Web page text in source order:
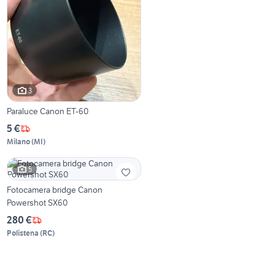
3
Paraluce Canon ET-60
5 €
Milano(MI)
5
Fotocamera bridge Canon
Powershot SX60
280 €
Polistena (RC)